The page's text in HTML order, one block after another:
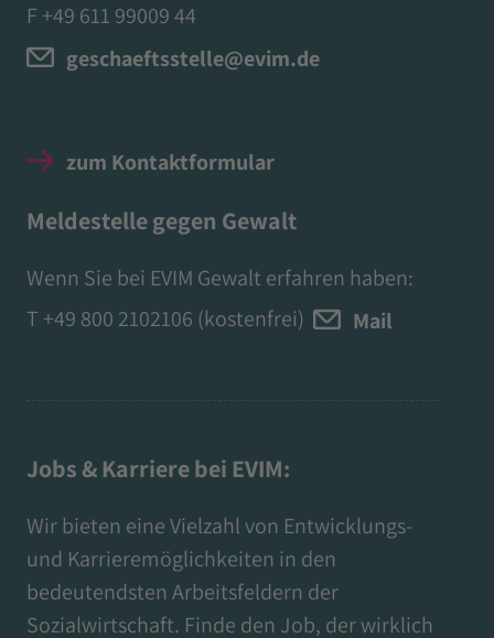
F +49 611 99009 44
geschaeftsstelle@evim.de
zum Kontaktformular
Meldestelle gegen Gewalt
Wenn Sie bei EVIM Gewalt erfahren haben:
T +49 800 2102106 (kostenfrei) Mail
Jobs & Karriere bei EVIM:
Wir bieten eine Vielzahl von Entwicklungs-
und Karrieremöglichkeiten in den
bedeutendsten Arbeitsfeldern der
Sozialwirtschaft. Finde den Job, der wirklich